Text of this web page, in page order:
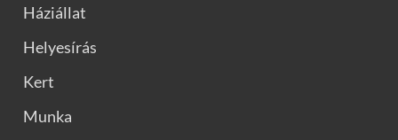
Háziállat
Helyesírás
Kert
Munka